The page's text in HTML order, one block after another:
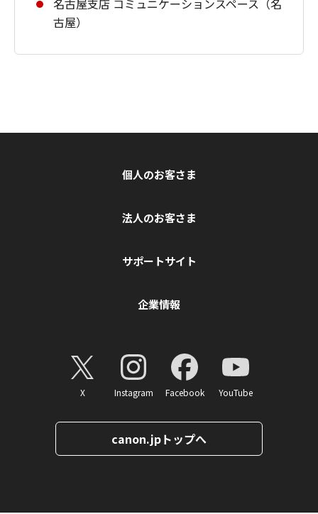
古屋）
個人のお客さま
法人のお客さま
サポートサイト
企業情報
X Instagram Facebook YouTube
canon.jpトップへ